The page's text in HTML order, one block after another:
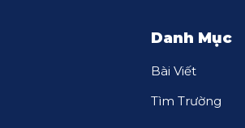
Danh Mục
Bài Viết
Tìm Trường